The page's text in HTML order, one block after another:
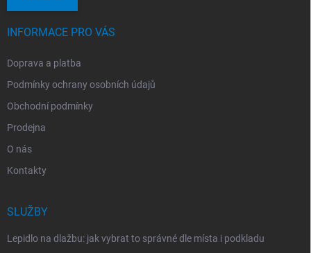
INFORMACE PRO VÁS
Doprava a platba
Podmínky ochrany osobních údajů
Obchodní podmínky
Prodejna
O nás
Kontakty
SLUŽBY
Lepidlo na dlažbu: jak vybrat to správné dle místa i podkladu